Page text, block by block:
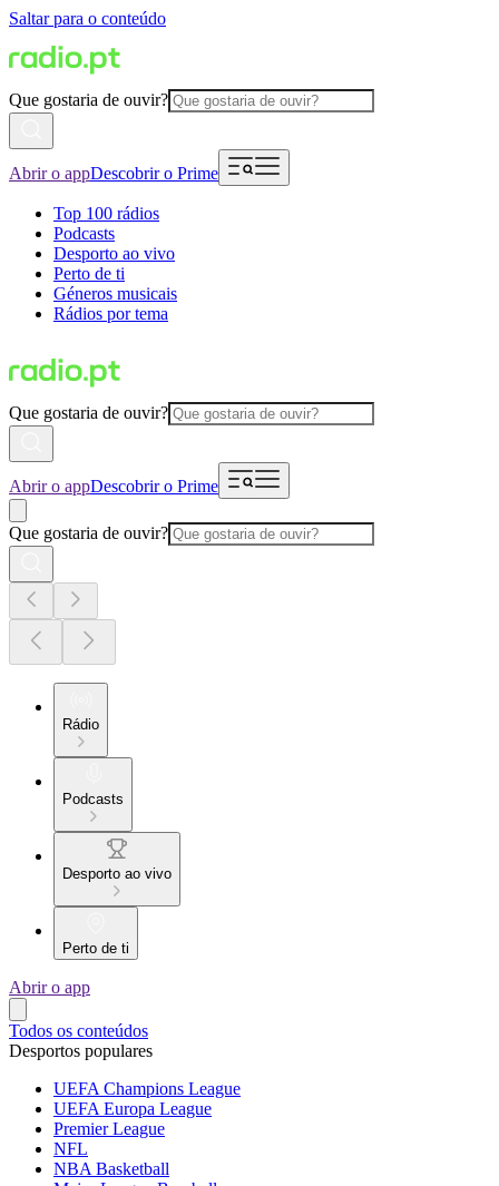
Saltar para o conteúdo
Que gostaria de ouvir?
Abrir o appDescobrir o Prime
Top 100 rádios
Podcasts
Desporto ao vivo
Perto de ti
Géneros musicais
Rádios por tema
Que gostaria de ouvir?
Abrir o appDescobrir o Prime
Que gostaria de ouvir?
Rádio
Podcasts
Desporto ao vivo
Perto de ti
Abrir o app
Todos os conteúdos
Desportos populares
UEFA Champions League
UEFA Europa League
Premier League
NFL
NBA Basketball